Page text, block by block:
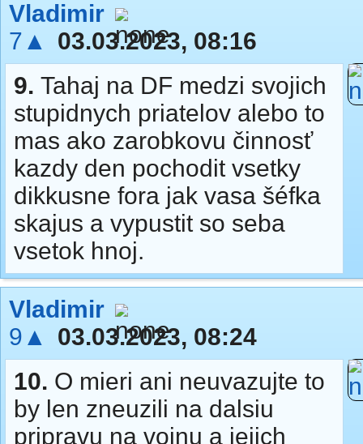
Vladimir
7▲
03.03.2023, 08:16
9. Tahaj na DF medzi svojich
stupidnych priatelov alebo to
mas ako zarobkovu činnosť
kazdy den pochodit vsetky
dikkusne fora jak vasa šéfka
skajus a vypustit so seba
vsetok hnoj.
Vladimir
9▲
03.03.2023, 08:24
10. O mieri ani neuvazujte to
by len zneuzili na dalsiu
pripravu na vojnu a jejich